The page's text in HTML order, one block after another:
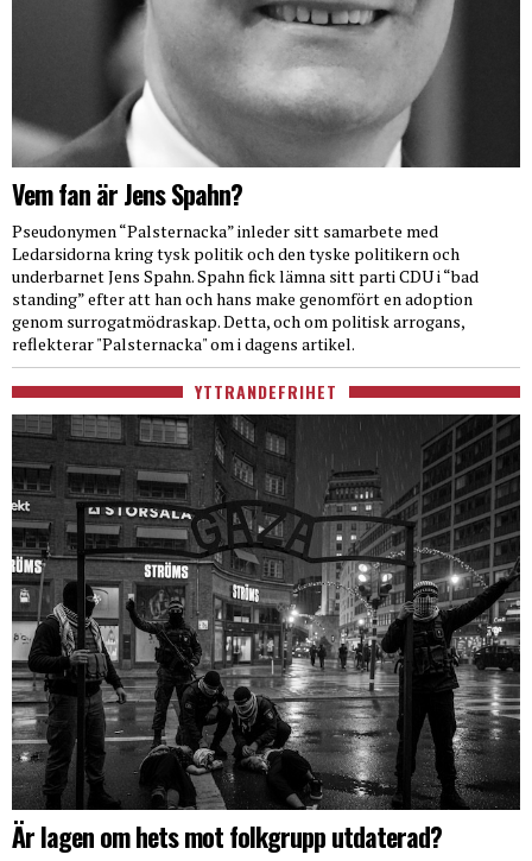
Vem fan är Jens Spahn?
Pseudonymen “Palsternacka” inleder sitt samarbete med
Ledarsidorna kring tysk politik och den tyske politikern och
underbarnet Jens Spahn. Spahn fick lämna sitt parti CDU i “bad
standing” efter att han och hans make genomfört en adoption
genom surrogatmödraskap. Detta, och om politisk arrogans,
reflekterar "Palsternacka" om i dagens artikel.
YTTRANDEFRIHET
Är lagen om hets mot folkgrupp utdaterad?